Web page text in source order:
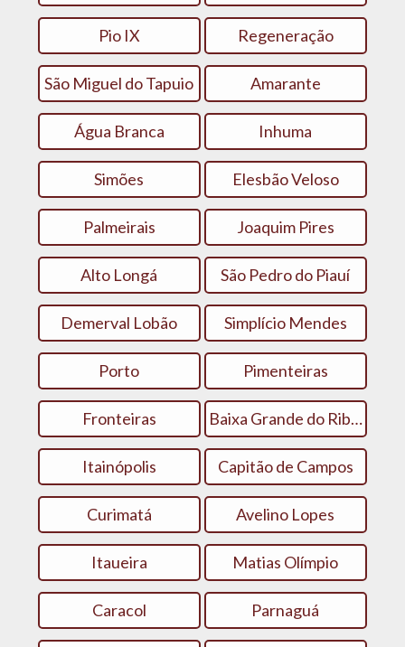
Pio IX Regeneração
São Miguel do Tapuio Amarante
Água Branca Inhuma
Simões Elesbão Veloso
Palmeirais Joaquim Pires
Alto Longá São Pedro do Piauí
Demerval Lobão Simplício Mendes
Porto Pimenteiras
Fronteiras Baixa Grande do Ribeiro
Itainópolis Capitão de Campos
Curimatá Avelino Lopes
Itaueira Matias Olímpio
Caracol Parnaguá